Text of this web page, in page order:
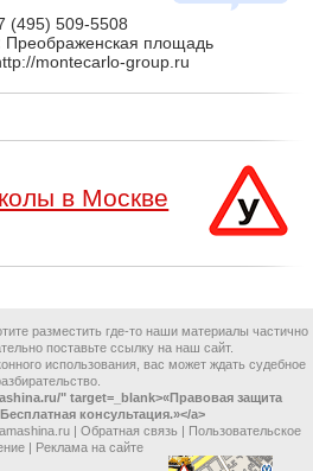
(495) 509-5508
Преображенская площадь
montecarlo-group.ru
в Москве
разместить где-то наши материалы частично
поставьте ссылку на наш сайт.
использования, вас может ждать судебное
" target=_blank>«Правовая защита
консультация.»</a>
| Обратная связь | Пользовательское
| Реклама на сайте